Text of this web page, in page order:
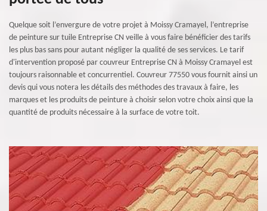
Quelque soit l’envergure de votre projet à Moissy Cramayel, l’entreprise
de peinture sur tuile Entreprise CN veille à vous faire bénéficier des tarifs
les plus bas sans pour autant négliger la qualité de ses services. Le tarif
d'intervention proposé par couvreur Entreprise CN à Moissy Cramayel est
toujours raisonnable et concurrentiel. Couvreur 77550 vous fournit ainsi un
devis qui vous notera les détails des méthodes des travaux à faire, les
marques et les produits de peinture à choisir selon votre choix ainsi que la
quantité de produits nécessaire à la surface de votre toit.